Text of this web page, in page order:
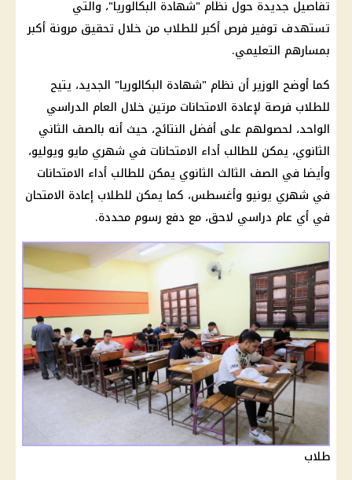
تفاصيل جديدة حول نظام "شهادة البكالوريا"، والتي
تستهدف توفير فرص أكبر للطلاب من خلال تحقيق مرونة أكبر
بمسارهم التعليمي.
كما أوضح الوزير أن نظام "شهادة البكالوريا" الجديد، يتيح
للطلاب فرصة لإعادة الامتحانات مرتين خلال العام الدراسي
الواحد، لحصولهم على أفضل النتائج، حيث أنه بالصف الثاني
الثانوي، يمكن للطالب أداء الامتحانات في شهري مايو ويوليو،
وأيضا في الصف الثالث الثانوي يمكن للطالب أداء الامتحانات
في شهري يونيو وأغسطس، كما يمكن للطلاب إعادة الامتحان
في أي عام دراسي لاحق، مع دفع رسوم محددة.
طلاب